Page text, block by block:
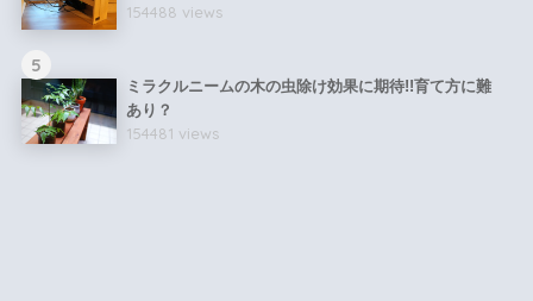
154488 views
5
ミラクルニームの木の虫除け効果に期待!!育て方に難
あり？
154481 views